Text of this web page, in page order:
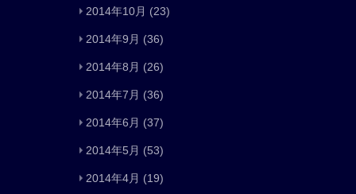
2014年10月 (23)
2014年9月 (36)
2014年8月 (26)
2014年7月 (36)
2014年6月 (37)
2014年5月 (53)
2014年4月 (19)